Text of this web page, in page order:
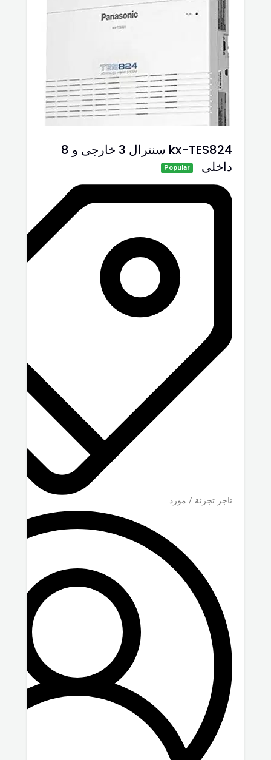
kx-TES824 سنترال 3 خارجى و 8
داخلى
Popular
تاجر تجزئة / مورد